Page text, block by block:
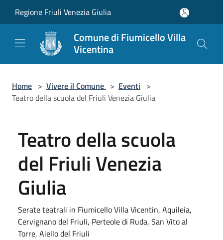
Regione Friuli Venezia Giulia
Comune di Fiumicello Villa
Vicentina
Home > Vivere il Comune > Eventi >
Teatro della scuola del Friuli Venezia Giulia
Teatro della scuola
del Friuli Venezia
Giulia
Serate teatrali in Fiumicello Villa Vicentin, Aquileia,
Cervignano del Friuli, Perteole di Ruda, San Vito al
Torre, Aiello del Friuli